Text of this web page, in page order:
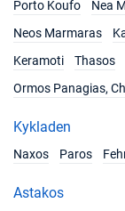
Porto Koufo Nea
Neos Marmaras
Keramoti
Thasos
Ormos Panagias,
Kykladen
Naxos
Paros
Astakos